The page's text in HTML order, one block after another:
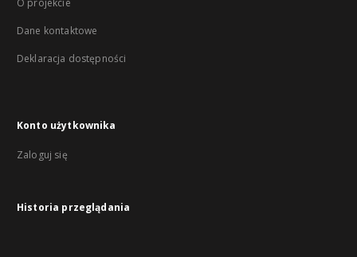
O projekcie
Dane kontaktowe
Deklaracja dostępności
Konto użytkownika
Zaloguj się
Historia przeglądania